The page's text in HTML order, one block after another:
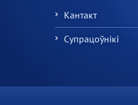
Кантакт
Супрацоўнікі